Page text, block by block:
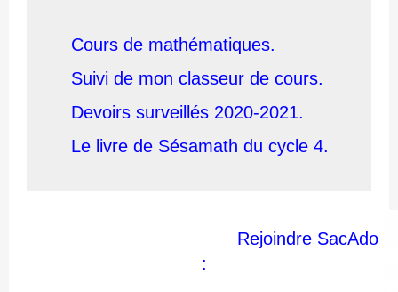
Cours de mathématiques.
Suivi de mon classeur de cours.
Devoirs surveillés 2020-2021.
Le livre de Sésamath du cycle 4.
Rejoindre SacAdo
: